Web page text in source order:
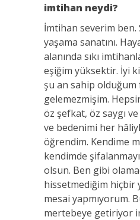
imtihan neydi?
İmtihan severim ben.
yaşama sanatını.
alanında sıkı
eşiğim yüksektir. İyi ki
şu an sahip olduğum
gelemezmişim.
öz şefkat, öz saygı
ve bedenimi her
öğrendim. Kendime
kendimde
olsun. Ben gibi
hissetmediğim hiçbir
mesai yapmıyorum.
mertebeye getiriyor